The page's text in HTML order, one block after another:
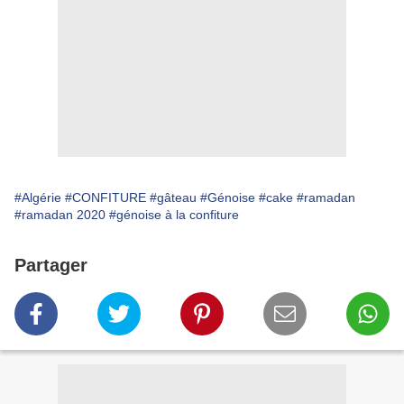
#Algérie #CONFITURE #gâteau #Génoise #cake #ramadan
#ramadan 2020 #génoise à la confiture
Partager